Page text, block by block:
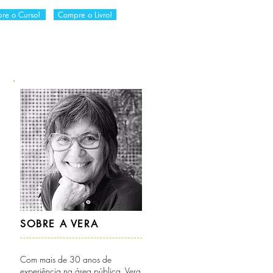
o Curso! Compre o Livro!
SOBRE A VERA
Com mais de 30 anos de